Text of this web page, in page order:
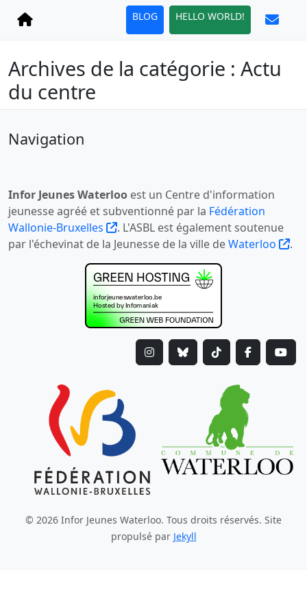
BLOG HELLO WORLD!
Archives de la catégorie : Actu
du centre
Navigation
Infor Jeunes Waterloo est un Centre d'information
jeunesse agréé et subventionné par la Fédération
Wallonie-Bruxelles
. L'ASBL est également soutenue
par l'échevinat de la Jeunesse de la ville deWaterloo .
© 2026 Infor Jeunes Waterloo. Tous droits réservés. Site
propulsé par Jekyll